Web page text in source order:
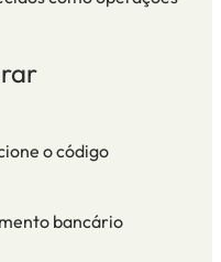
o código
bancário